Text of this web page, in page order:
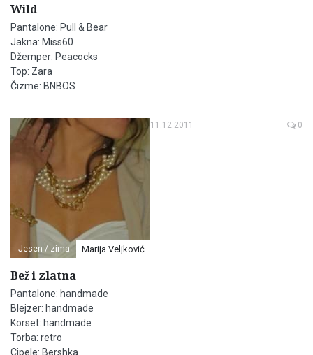
Wild
Pantalone: Pull & Bear
Jakna: Miss60
Džemper: Peacocks
Top: Zara
Čizme: BNBOS
Jesen / zima Marija Veljković
11.12.2011 0
Bež i zlatna
Pantalone: handmade
Blejzer: handmade
Korset: handmade
Torba: retro
Cipele: Bershka